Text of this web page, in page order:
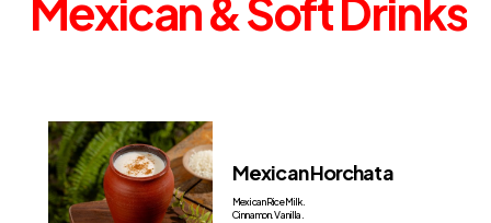
Mexican&SoftDrinks
Mexican Horchata
Mexican Rice Milk.
Cinnamon. Vanilla.